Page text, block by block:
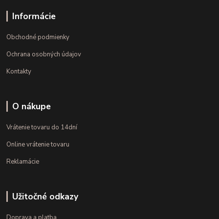
Informácie
Obchodné podmienky
Ochrana osobných údajov
Kontakty
O nákupe
Vrátenie tovaru do 14dní
Online vrátenie tovaru
Reklamácie
Užitočné odkazy